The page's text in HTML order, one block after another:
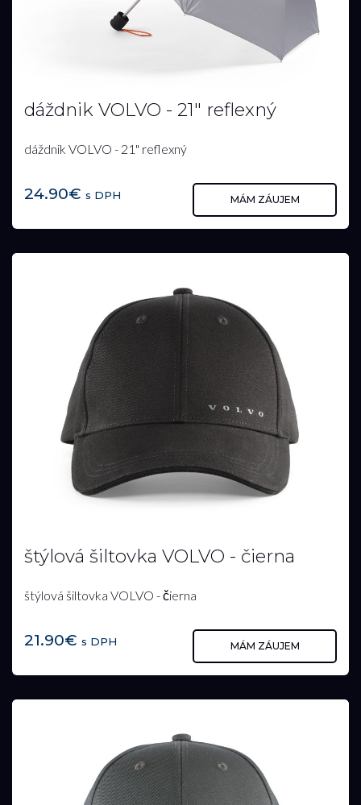
dáždnik VOLVO - 21" reflexný
dáždnik VOLVO - 21" reflexný
24.90€ s DPH MÁM ZÁUJEM
štýlová šiltovka VOLVO - čierna
štýlová šiltovka VOLVO - čierna
21.90€ s DPH MÁM ZÁUJEM